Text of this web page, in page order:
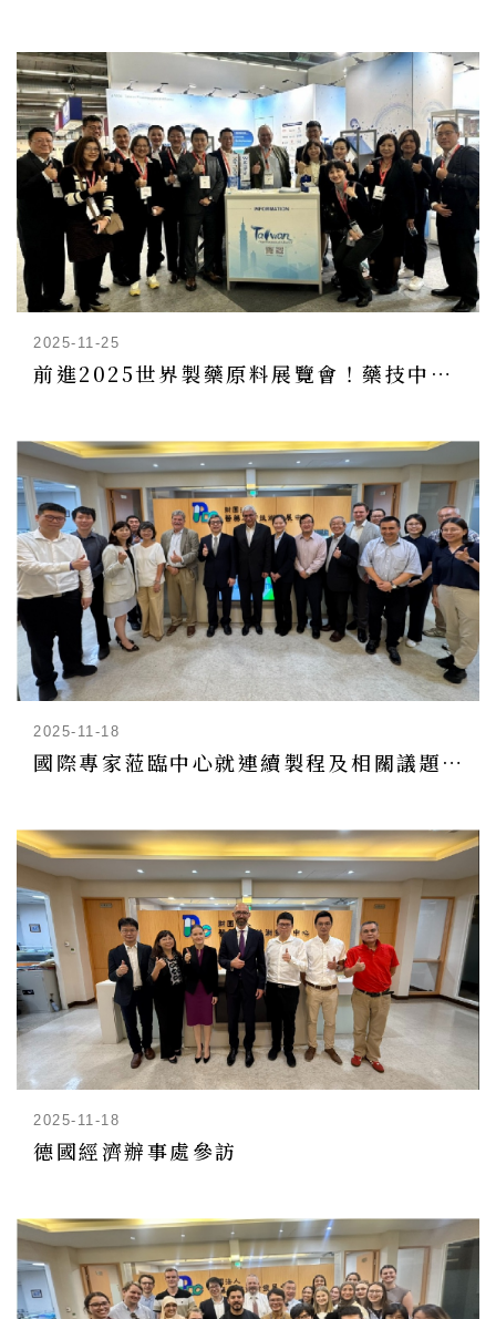
2025-11-25
前進2025世界製藥原料展覽會！藥技中心率20家國內製藥廠洽談藥品國際合作外銷商機
2025-11-18
國際專家蒞臨中心就連續製程及相關議題進行交流
2025-11-18
德國經濟辦事處參訪